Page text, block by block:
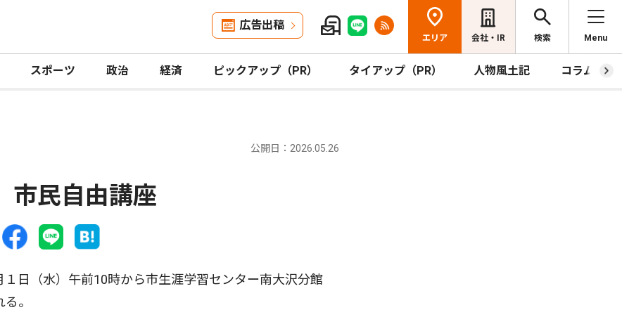
広告出稿
エリア 会社・IR 検索 Menu
スポーツ 政治 経済 ピックアップ（PR） タイアップ（PR） 人物風土記 コラム
公開日：2026.05.26
民自由講座
日（水）午前10時から市生涯学習センター南大沢分館
。